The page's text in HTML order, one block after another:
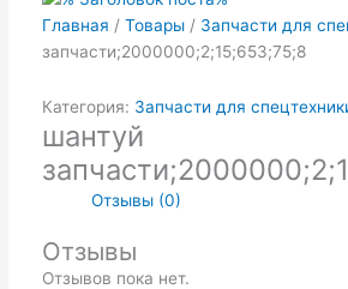
Главная / Товары/ Запчасти для
запчасти;2000000;2;15;653;75;8
Категория: Запчасти для
шантуй
Отзывы (0)
Отзывы
Отзывов пока нет.